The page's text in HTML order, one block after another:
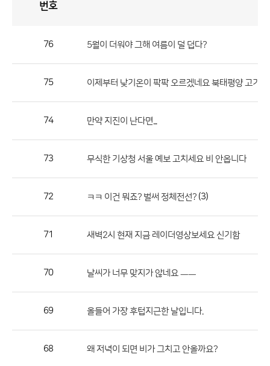
론
호,
록
번호
76 5월이 더워야 그해 여름이 덜 덥다?
75 이제부터 낮기온이 팍팍 오르겠네요 북태평양 고기압
74 만약 지진이 난다면...
73 무식한 기상청 서울 예보 고치세요 비 안옵니다
72 ㅋㅋ 이건 뭐죠? 벌써 정체전선? (3)
71 새벽2시 현재 지금 레이더영상보세요 신기함
70 날씨가 너무 맞지가 않네요 ㅡㅡ
69 올들어 가장 후텁지근한 날입니다.
68 왜 저녁이 되면 비가 그치고 안올까요?